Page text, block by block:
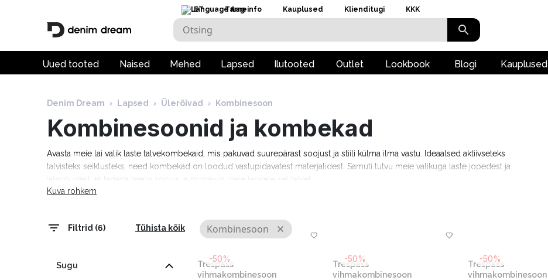
ET Tarneinfo Kauplused Klienditugi KKK
Uued tooted Naised Mehed Lapsed Ilutooted Outlet Lookbook Blogi Kauplused
Denim Dream › Lapsed › Ülerõivad › Kombinesoon
Kombinesoonid ja kombekad
Avasta meie lai valik laste talvekombekaid, mis pakuvad suurepärast soojust ja stiili külma ilma vastu. Ideaalsed aktiivseteks
talvisteks seiklusteks, need kombekad on loodud vastupidavatest materjalidest. Samuti tutvu meie valikuga laste jopedest ja
Kuva rohkem
Filtrid (6) Tühista kõik
Sugu
Kombinesoon
-50%
Trespass
vihmakombinesoon
-50%
Trespass
vihmakombinesoon
-50%
Trespass
vihmakombinesoon